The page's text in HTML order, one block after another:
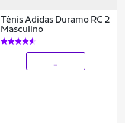
Tênis Adidas Duramo RC 2
Masculino